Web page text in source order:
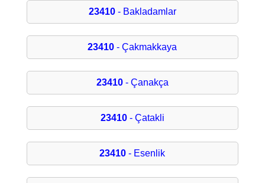
23410- Bakladamlar
23410 - Çakmakkaya
23410- Çanakça
23410- Çatakli
23410 - Esenlik